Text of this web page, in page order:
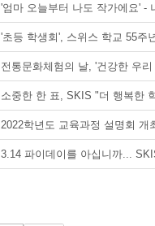
'엄마 오늘부터 나도 작가에요' -
'초등 학생회', 스위스 학교 55주
전통문화체험의 날, '건강한 우
소중한 한 표, SKIS "더 행복한
2022학년도 교육과정 설명회 개
3.14 파이데이를 아십니까...